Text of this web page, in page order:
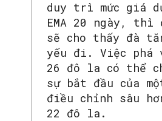
duy trì mức giá
EMA 20 ngày, thì
sẽ cho thấy đà
yếu đi. Việc phá
26 đô la có thể
sự bắt đầu của
điều chỉnh sâu
22 đô la.